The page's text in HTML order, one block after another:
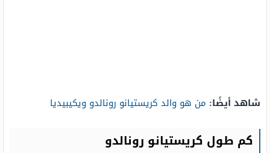
شاهد أيضًا: من هو والد كريستيانو رونالدو ويكيبيديا
كم طول كريستيانو رونالدو